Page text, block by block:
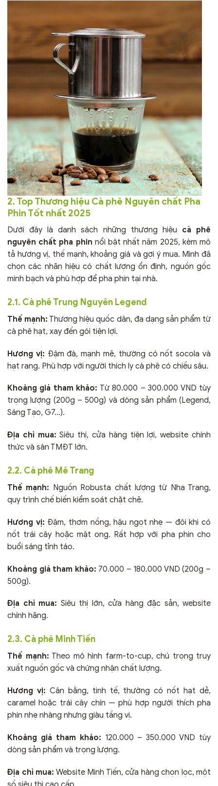
2. Top Thương hiệu Cà phê Nguyên chất Pha
Phin Tốt nhất 2025
Dưới đây là danh sách những thương hiệu cà phê
nguyên chất pha phin nổi bật nhất năm 2025, kèm mô
tả hương vị, thế mạnh, khoảng giá và gợi ý mua. Mình đã
chọn các nhãn hiệu có chất lượng ổn định, nguồn gốc
minh bạch và phù hợp để pha phin tại nhà.
2.1. Cà phê Trung Nguyên Legend
Thế mạnh: Thương hiệu quốc dân, đa dạng sản phẩm từ
cà phê hạt, xay đến gói tiện lợi.
Hương vị: Đậm đà, mạnh mẽ, thường có nốt socola và
hạt rang. Phù hợp với người thích ly cà phê có chiều sâu.
Khoảng giá tham khảo: Từ 80.000 – 300.000 VND tùy
trọng lượng (200g – 500g) và dòng sản phẩm (Legend,
Sáng Tạo, G7…).
Địa chỉ mua: Siêu thị, cửa hàng tiện lợi, website chính
thức và sàn TMĐT lớn.
2.2. Cà phê Mê Trang
Thế mạnh: Nguồn Robusta chất lượng từ Nha Trang,
quy trình chế biến kiểm soát chặt chẽ.
Hương vị: Đậm, thơm nồng, hậu ngọt nhẹ — đôi khi có
nốt trái cây hoặc mật ong. Rất hợp với pha phin cho
buổi sáng tỉnh táo.
Khoảng giá tham khảo: 70.000 – 180.000 VND (200g –
500g).
Địa chỉ mua: Siêu thị lớn, cửa hàng đặc sản, website
chính hãng.
2.3. Cà phê Minh Tiến
Thế mạnh: Theo mô hình farm-to-cup, chú trọng truy
xuất nguồn gốc và chứng nhận chất lượng.
Hương vị: Cân bằng, tinh tế, thường có nốt hạt dẻ,
caramel hoặc trái cây chín — phù hợp người thích pha
phin nhẹ nhàng nhưng giàu tầng vị.
Khoảng giá tham khảo: 120.000 – 350.000 VND tùy
dòng sản phẩm và trọng lượng.
Địa chỉ mua: Website Minh Tiến, cửa hàng chọn lọc, một